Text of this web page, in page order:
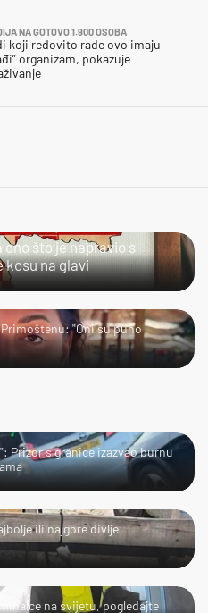
NA GOTOVO 1.900 OSOBA
koji redovito rade ovo imaju
organizam, pokazuje
što je napravio s
kosu na glavi
"Oni su puno
Prizor s granice izazvao burnu
ili najgore divlje
na svijetu, pogledajte